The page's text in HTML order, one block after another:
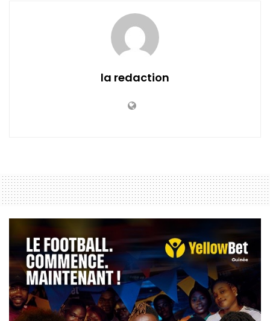
la redaction